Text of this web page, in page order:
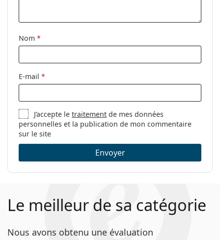
Sexe:
Pour femmes
Catégorie:
Lunettes de vue
Marque:
Nom *
E-mail *
J’accepte letraitement de mes données
personnelles et la publication de mon commentaire
sur le site
Envoyer
Le meilleur de sa catégorie
Nous avons obtenu une évaluation